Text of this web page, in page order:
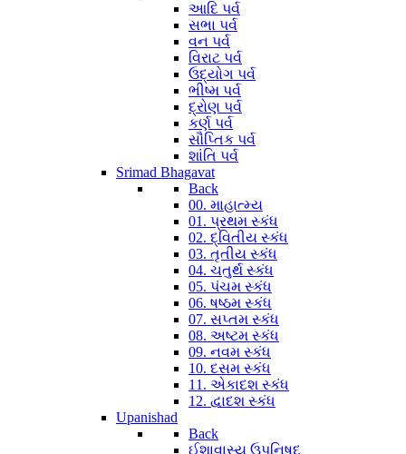
આદિ પર્વ
સભા પર્વ
વન પર્વ
વિરાટ પર્વ
ઉદ્યોગ પર્વ
ભીષ્મ પર્વ
દ્રોણ પર્વ
કર્ણ પર્વ
સૌપ્તિક પર્વ
શાંતિ પર્વ
Srimad Bhagavat
Back
00. માહાત્મ્ય
01. પ્રથમ સ્કંધ
02. દ્વિતીય સ્કંધ
03. તૃતીય સ્કંધ
04. ચતુર્થ સ્કંધ
05. પંચમ સ્કંધ
06. ષષ્ઠમ સ્કંધ
07. સપ્તમ સ્કંધ
08. અષ્ટમ સ્કંધ
09. નવમ સ્કંધ
10. દસમ સ્કંધ
11. એકાદશ સ્કંધ
12. દ્વાદશ સ્કંધ
Upanishad
Back
ઈશાવાસ્ય ઉપનિષદ